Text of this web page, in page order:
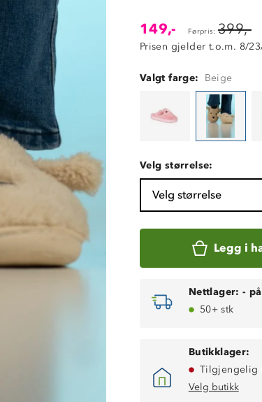
149,- Førpris: 399,-
Prisen gjelder t.o.m. 8/
Valgt farge: Beige
Velg størrelse:
Velg størrelse
Legg i
Nettlager: -
50+ stk
Butikklager:
Tilgjengelig
Velg butikk